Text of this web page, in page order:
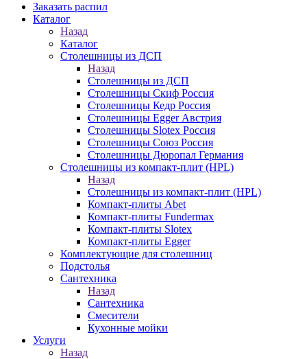
Заказать распил
Каталог
Назад
Каталог
Столешницы из ДСП
Назад
Столешницы из ДСП
Столешницы Скиф Россия
Столешницы Кедр Россия
Столешницы Egger Австрия
Столешницы Slotex Россия
Столешницы Союз Россия
Столешницы Дюропал Германия
Столешницы из компакт-плит (HPL)
Назад
Столешницы из компакт-плит (HPL)
Компакт-плиты Abet
Компакт-плиты Fundermax
Компакт-плиты Slotex
Компакт-плиты Egger
Комплектующие для столешниц
Подстолья
Сантехника
Назад
Сантехника
Смесители
Кухонные мойки
Услуги
Назад